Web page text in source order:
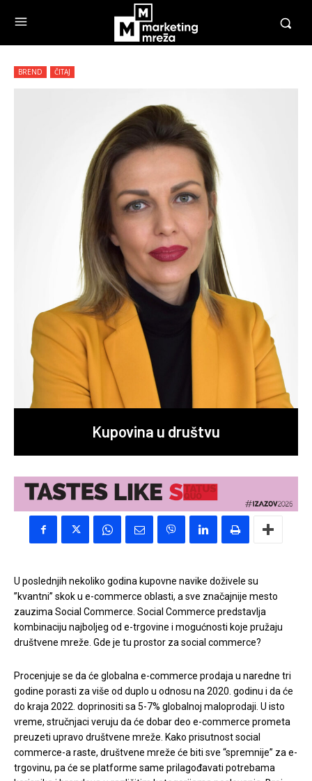
BREND ČITAJ
Kupovina u društvu
U poslednjih nekoliko godina kupovne navike doživele su
’’kvantni’’ skok u e-commerce oblasti, a sve značajnije mesto
zauzima Social Commerce. Social Commerce predstavlja
kombinaciju najboljeg od e-trgovine i mogućnosti koje pružaju
društvene mreže. Gde je tu prostor za social commerce?
Procenjuje se da će globalna e-commerce prodaja u naredne tri
godine porasti za više od duplo u odnosu na 2020. godinu i da će
do kraja 2022. doprinositi sa 5-7% globalnoj maloprodaji. U isto
vreme, stručnjaci veruju da će dobar deo e-commerce prometa
preuzeti upravo društvene mreže. Kako prisutnost social
commerce-a raste, društvene mreže će biti sve “spremnije” za e-
trgovinu, pa će se platforme same prilagođavati potrebama